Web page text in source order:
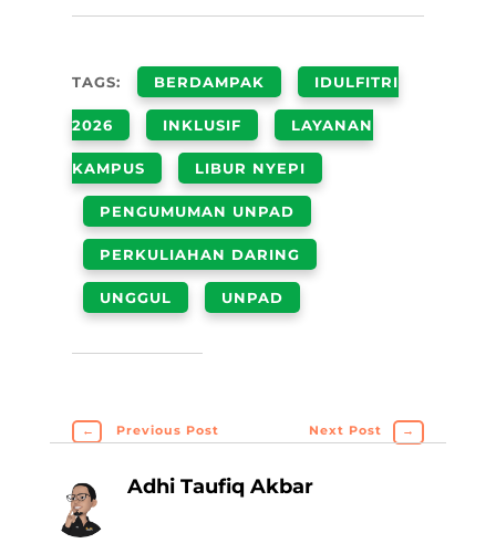
TAGS: BERDAMPAK IDULFITRI
2026 INKLUSIF LAYANAN
KAMPUS LIBUR NYEPI
PENGUMUMAN UNPAD
PERKULIAHAN DARING
UNGGUL UNPAD
← Previous Post Next Post →
Adhi Taufiq Akbar